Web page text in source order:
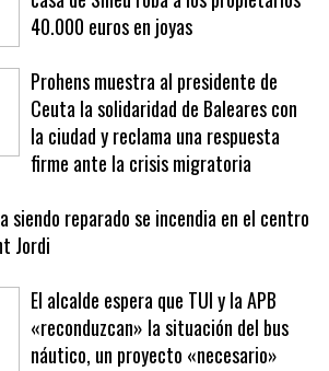
40.000 euros en joyas
Prohens muestra al presidente de
Ceuta la solidaridad de Baleares con
la ciudad y reclama una respuesta
firme ante la crisis migratoria
siendo reparado se incendia en el centro
Jordi
El alcalde espera que TUI y la APB
«reconduzcan» la situación del bus
náutico, un proyecto «necesario»